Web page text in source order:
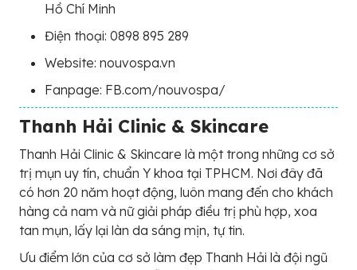
Hồ Chí Minh
Điện thoại: 0898 895 289
Website: nouvospa.vn
Fanpage: FB.com/nouvospa/
Thanh Hải Clinic & Skincare
Thanh Hải Clinic & Skincare là một trong những cơ sở
trị mụn uy tín, chuẩn Y khoa tại TPHCM. Nơi đây đã
có hơn 20 năm hoạt động, luôn mang đến cho khách
hàng cả nam và nữ giải pháp điều trị phù hợp, xoa
tan mụn, lấy lại làn da sáng mịn, tự tin.
Ưu điểm lớn của cơ sở làm đẹp Thanh Hải là đội ngũ